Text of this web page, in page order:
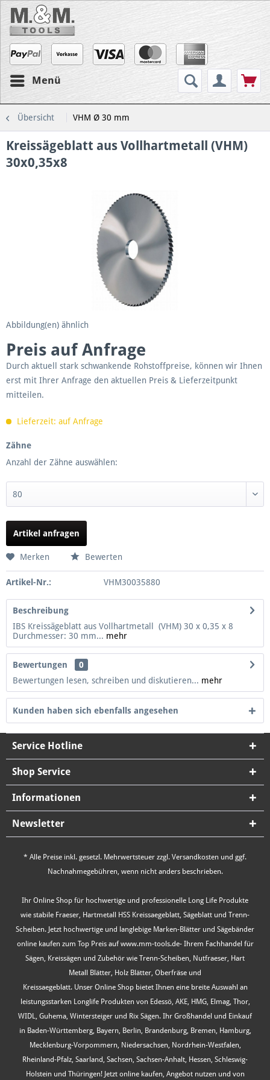
Menü
Übersicht VHM Ø 30 mm
Kreissägeblatt aus Vollhartmetall (VHM)
30x0,35x8
Abbildung(en) ähnlich
Preis auf Anfrage
Durch aktuell stark schwankende Rohstoffpreise, können wir Ihnen
erst mit Ihrer Anfrage den aktuellen Preis & Lieferzeitpunkt
mitteilen.
Lieferzeit: auf Anfrage
Zähne
Anzahl der Zähne auswählen:
Artikel anfragen
Merken Bewerten
Artikel-Nr.: VHM30035880
Beschreibung
IBS Kreissägeblatt aus Vollhartmetall (VHM) 30 x 0,35 x 8
Durchmesser: 30 mm... mehr
Bewertungen
0
Bewertungen lesen, schreiben und diskutieren... mehr
Kunden haben sich ebenfalls angesehen
Service Hotline
Shop Service
Informationen
Newsletter
* Alle Preise inkl. gesetzl. Mehrwertsteuer zzgl. Versandkosten und ggf.
Nachnahmegebühren, wenn nicht anders beschrieben.
Ihr Online Shop für hochwertige und professionelle Long Life Produkte
wie stabile Fraeser, Hartmetall HSS Kreissaegeblatt, Sägeblatt und Trenn-
Scheiben. Jetzt hochwertige und langlebige Marken-Blätter und Sägebänder
online kaufen zum Top Preis auf www.mm-tools.de- Ihrem Fachhandel für
Sägen, Kreissägen und Zubehör wie Trenn-Scheiben, Nutfraeser, Hart
Metall Blätter, Holz Blätter, Oberfräse und
Kreissaegeblatt. Unser Online Shop bietet Ihnen eine breite Auswahl an
leistungsstarken Longlife Produkten von Edessö, AKE, HMG, Elmag, Thor,
WIDL, Guhema, Wintersteiger und Rix Sägen. Ihr Großhandel und Einkauf
in Baden-Württemberg, Bayern, Berlin, Brandenburg, Bremen, Hamburg,
Mecklenburg-Vorpommern, Niedersachsen, Nordrhein-Westfalen,
Rheinland-Pfalz, Saarland, Sachsen, Sachsen-Anhalt, Hessen, Schleswig-
Holstein und Thüringen! Jetzt online kaufen, Angebot nutzen und von